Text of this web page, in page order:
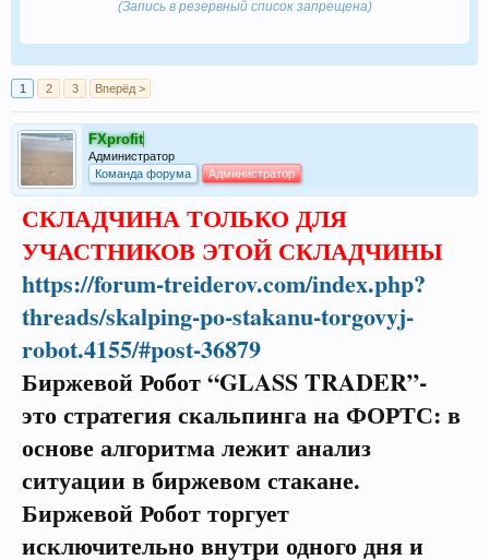
(Запись в резервный список запрещена)
1 2 3 Вперёд >
FXprofit
Администратор
Команда форума
Администратор
СКЛАДЧИНА ТОЛЬКО ДЛЯ
УЧАСТНИКОВ ЭТОЙ СКЛАДЧИНЫ
https://forum-treiderov.com/index.php?
threads/skalping-po-stakanu-torgovyj-
robot.4155/#post-36879
Биржевой Робот “GLASS TRADER”-
это стратегия скальпинга на ФОРТС: в
основе алгоритма лежит анализ
ситуации в биржевом стакане.
Биржевой Робот торгует
исключительно внутри одного дня и